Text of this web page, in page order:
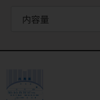
内容量